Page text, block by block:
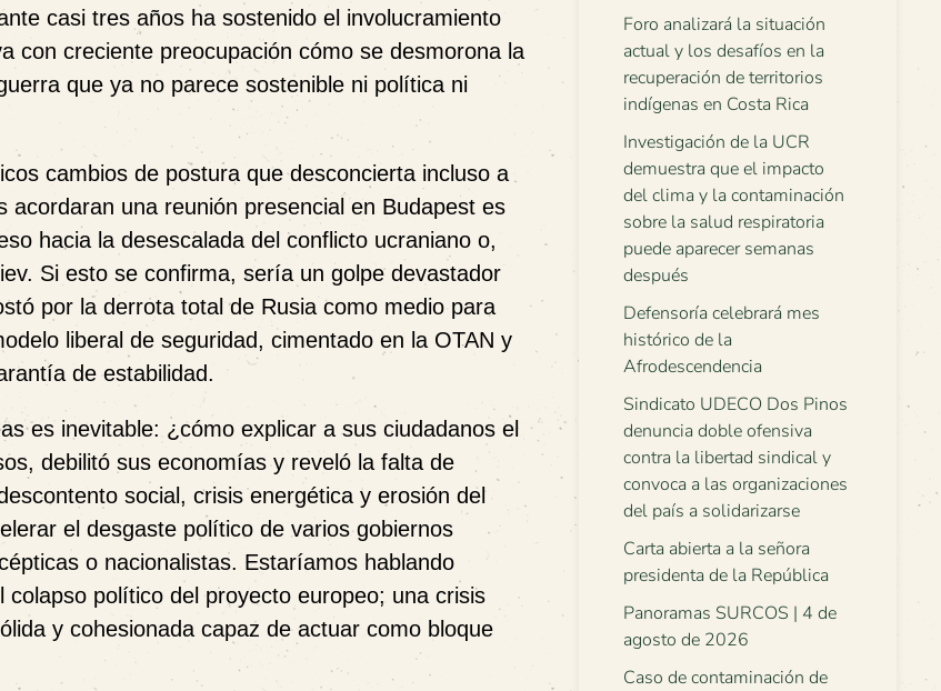
casi tres años ha sostenido el involucramiento
con creciente preocupación cómo se desmorona la
que ya no parece sostenible ni política ni
cambios de postura que desconcierta incluso a
una reunión presencial en Budapest es
hacia la desescalada del conflicto ucraniano o,
Si esto se confirma, sería un golpe devastador
por la derrota total de Rusia como medio para
liberal de seguridad, cimentado en la OTAN y
de estabilidad.
es inevitable: ¿cómo explicar a sus ciudadanos el
debilitó sus economías y reveló la falta de
social, crisis energética y erosión del
el desgaste político de varios gobiernos
o nacionalistas. Estaríamos hablando
político del proyecto europeo; una crisis
y cohesionada capaz de actuar como bloque
Foro analizará la situación
actual y los desafíos en la
recuperación de territorios
indígenas en Costa Rica
Investigación de la UCR
demuestra que el impacto
del clima y la contaminación
sobre la salud respiratoria
puede aparecer semanas
después
Defensoría celebrará mes
histórico de la
Afrodescendencia
Sindicato UDECO Dos Pinos
denuncia doble ofensiva
contra la libertad sindical y
convoca a las organizaciones
del país a solidarizarse
Carta abierta a la señora
presidenta de la República
Panoramas SURCOS | 4 de
agosto de 2026
Caso de contaminación de